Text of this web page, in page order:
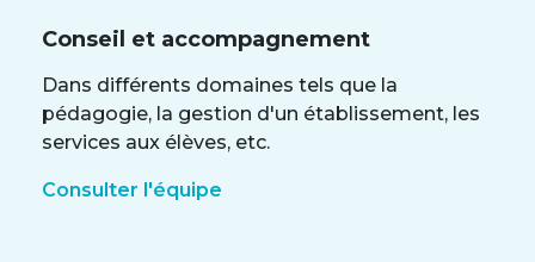
Conseil et accompagnement
Dans différents domaines tels que la
pédagogie, la gestion d'un établissement, les
services aux élèves, etc.
Consulter l'équipe